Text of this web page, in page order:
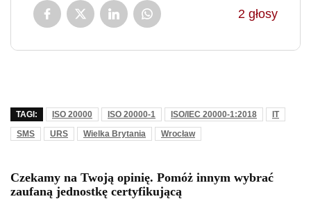
2 głosy
TAGI: ISO 20000 ISO 20000-1 ISO/IEC 20000-1:2018
IT
SMS
URS Wielka Brytania Wrocław
Czekamy na Twoją opinię. Pomóż innym wybrać
zaufaną jednostkę certyfikującą